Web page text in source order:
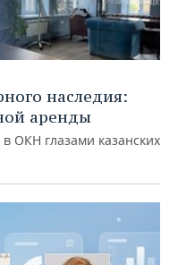
наследия:
аренды
ОКН глазами казанских